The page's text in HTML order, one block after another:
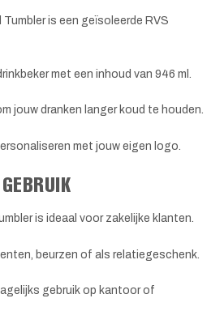
is een geïsoleerde RVS
met een inhoud van 946 ml.
jouw dranken langer koud te houden.
met jouw eigen logo.
is ideaal voor zakelijke klanten.
beurzen of als relatiegeschenk.
gebruik op kantoor of